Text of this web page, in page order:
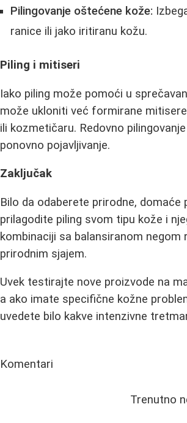
Pilingovanje oštećene kože:
ranice ili jako iritiranu kožu.
Piling i mitiseri
Iako piling može pomoći u
može ukloniti već formirane
ili kozmetičaru. Redovno
ponovno pojavljivanje.
Zaključak
Bilo da odaberete prirodne, domaće
prilagodite piling svom tipu kože i
kombinaciji sa balansiranom
prirodnim sjajem.
Uvek testirajte nove proizvode na
a ako imate specifične kožne
uvedete bilo kakve intenzivne
Komentari
Trenutno